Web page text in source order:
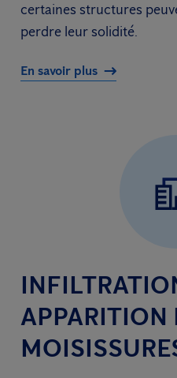
certaines structures
perdre leur solidité.
En savoir plus
APPARITION